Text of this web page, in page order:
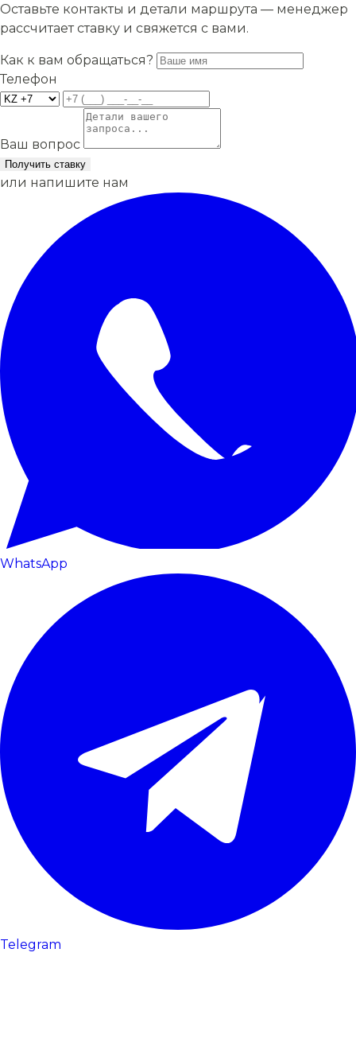
Оставьте контакты и детали маршрута — менеджер
рассчитает ставку и свяжется с вами.
Как к вам обращаться?
Телефон
Ваш вопрос
Получить ставку
или напишите нам
WhatsApp
Telegram